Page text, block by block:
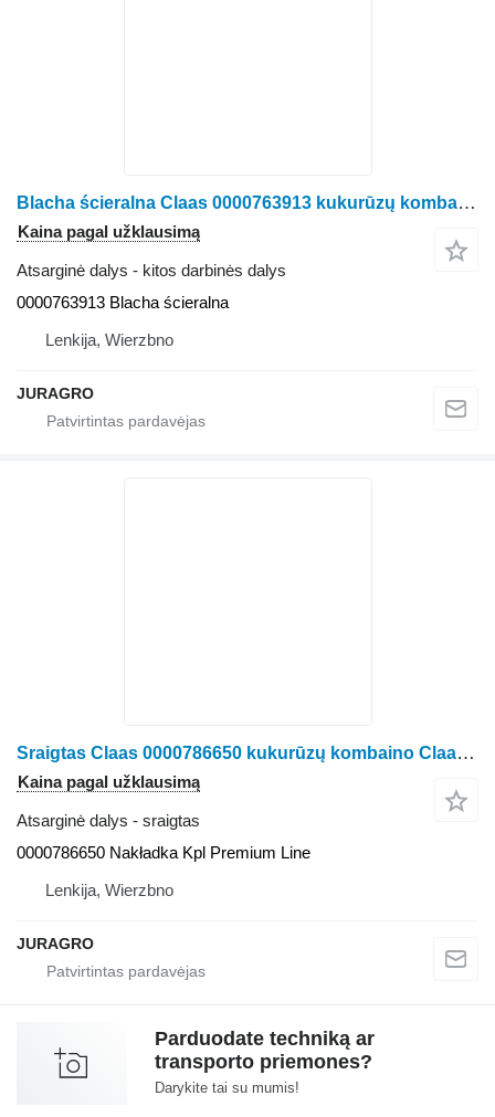
Blacha ścieralna Claas 0000763913 kukurūzų kombaino Claas Jaguar
Kaina pagal užklausimą
Atsarginė dalys - kitos darbinės dalys
0000763913 Blacha ścieralna
Lenkija, Wierzbno
JURAGRO
Sraigtas Claas 0000786650 kukurūzų kombaino Claas Jaguar
Kaina pagal užklausimą
Atsarginė dalys - sraigtas
0000786650 Nakładka Kpl Premium Line
Lenkija, Wierzbno
JURAGRO
Parduodate techniką ar
transporto priemones?
Darykite tai su mumis!